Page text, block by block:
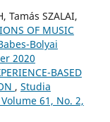
Tamás SZALAI,
OF MUSIC
Bolyai
2020
BASED
, Studia
61, No. 2,